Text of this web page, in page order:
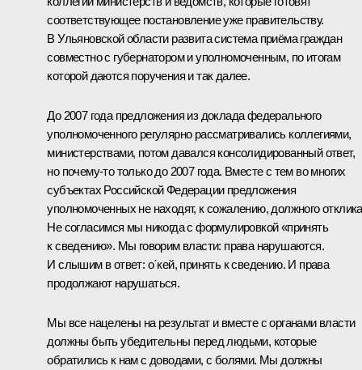
соответствующее постановление уже правительству.
В Ульяновской области развита система приёма граждан
совместно с губернатором и уполномоченным, по итогам
которой даются поручения и так далее.
До 2007 года предложения из доклада федерального
уполномоченного регулярно рассматривались коллегиями,
министерствами, потом давался консолидированный ответ,
но почему‑то только до 2007 года. Вместе с тем во многих
субъектах Российской Федерации предложения
уполномоченных не находят, к сожалению, должного
Не согласимся мы никогда с формулировкой «принять
к сведению». Мы говорим власти: права нарушаются.
И слышим в ответ: о΄кей, принять к сведению. И права
продолжают нарушаться.
Мы все нацелены на результат и вместе с органами власти
должны быть убедительны перед людьми, которые
обратились к нам с доводами, с болями. Мы должны